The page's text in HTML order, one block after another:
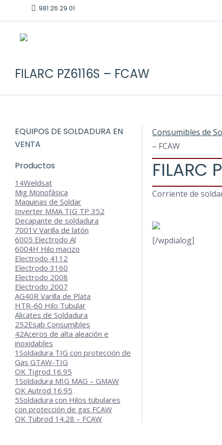
981 26 29 01
FILARC PZ6116S – FCAW
Consumibles de
– FCAW
FILARC
Corriente de
[/wpdialog]
EQUIPOS DE SOLDADURA EN
VENTA
Productos
14Weldsat
Mig Monofásica
Maquinas de Soldar
Inverter MMA TIG TP 352
Decapante de soldadura
7001V Varilla de latón
6005 Electrodo Al
6004H Hilo macizo
Electrodo 4112
Electrodo 3160
Electrodo 2008
Electrodo 2007
AG40R Varilla de Plata
HTR-60 Hilo Tubular
Alicates de Soldadura
252Esab Consumibles
42Aceros de alta aleación e
inoxidables
1 Soldadura TIG con protección de
Gas GTAW-TIG
OK Tigrod 16.95
1 Soldadura MIG MAG – GMAW
OK Autrod 16.95
5Soldadura con Hilos tubulares
con protección de gas FCAW
OK Tubrod 14.28 – FCAW